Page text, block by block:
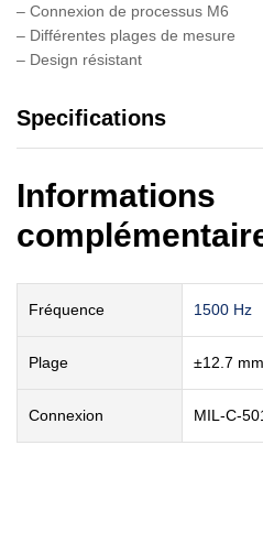
– Connexion de processus M6
– Différentes plages de mesure
– Design résistant
Specifications
Informations
Fréquence 1500 Hz
Plage ±12.7
Connexion MIL-C-